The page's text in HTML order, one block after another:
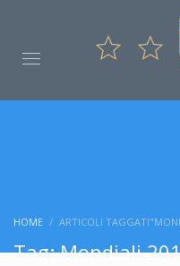
HOME ARTICOLI
Tag: Mondiali